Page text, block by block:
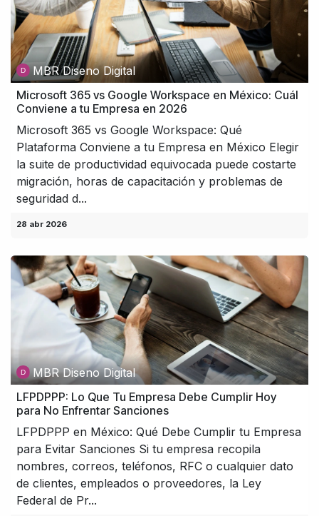
MBR Diseno Digital
Microsoft 365 vs Google Workspace en México: Cuál
Conviene a tu Empresa en 2026
Microsoft 365 vs Google Workspace: Qué
Plataforma Conviene a tu Empresa en México Elegir
la suite de productividad equivocada puede costarte
migración, horas de capacitación y problemas de
seguridad d...
28 abr 2026
MBR Diseno Digital
LFPDPPP: Lo Que Tu Empresa Debe Cumplir Hoy
para No Enfrentar Sanciones
LFPDPPP en México: Qué Debe Cumplir tu Empresa
para Evitar Sanciones Si tu empresa recopila
nombres, correos, teléfonos, RFC o cualquier dato
de clientes, empleados o proveedores, la Ley
Federal de Pr...